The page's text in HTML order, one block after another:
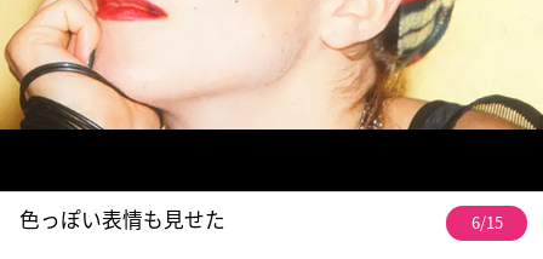
色っぽい表情も見せた 6/15